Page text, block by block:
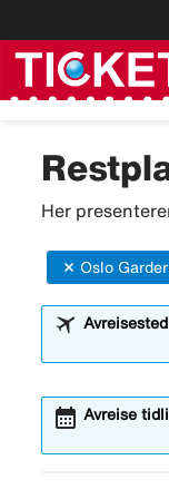
Her
Oslo
Avreise
calendar_month